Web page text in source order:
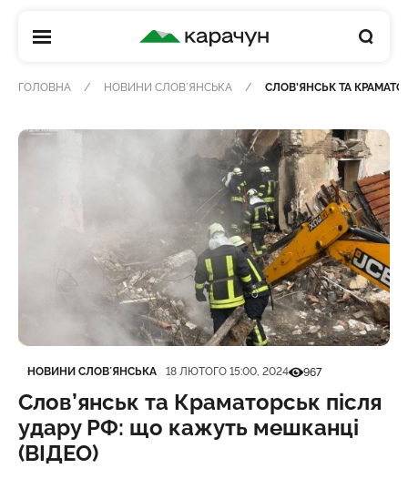
КАРАЧУН
ГОЛОВНА НОВИНИ СЛОВʼЯНСЬКА СЛОВ’ЯНСЬК ТА
Категорія
НОВИНИ СЛОВʼЯНСЬКА
Дата публікації 18 ЛЮТОГО 15:00, 2024Кількість переглядів
967
Слов’янськ та Краматорськ після
удару РФ: що кажуть мешканці
(ВІДЕО)